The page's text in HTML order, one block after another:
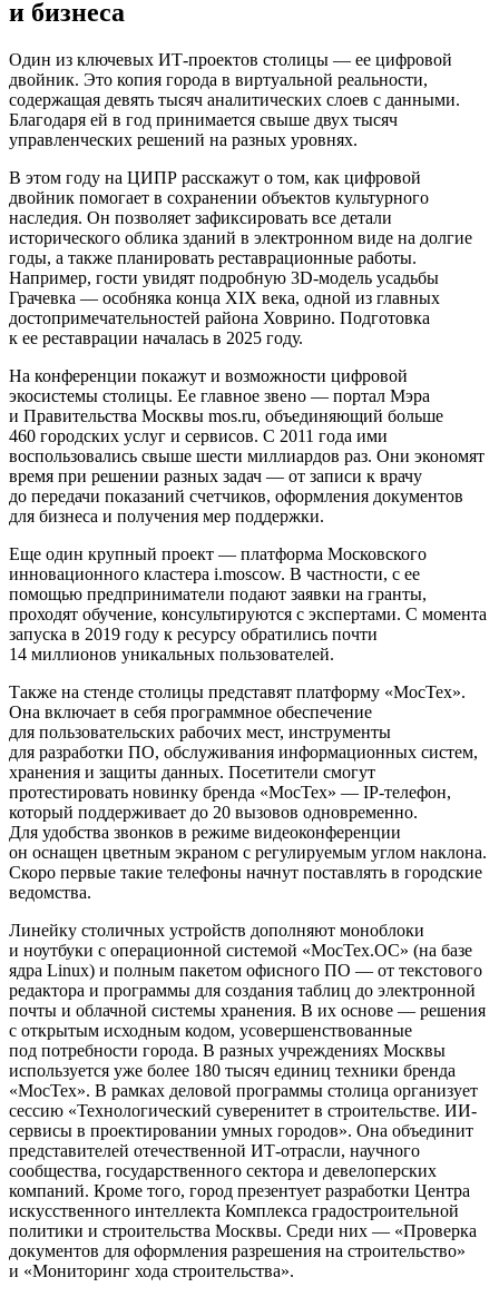
и бизнеса
Один из ключевых ИТ-проектов столицы — ее цифровой
двойник. Это копия города в виртуальной реальности,
содержащая девять тысяч аналитических слоев с данными.
Благодаря ей в год принимается свыше двух тысяч
управленческих решений на разных уровнях.
В этом году на ЦИПР расскажут о том, как цифровой
двойник помогает в сохранении объектов культурного
наследия. Он позволяет зафиксировать все детали
исторического облика зданий в электронном виде на долгие
годы, а также планировать реставрационные работы.
Например, гости увидят подробную 3D-модель усадьбы
Грачевка — особняка конца XIX века, одной из главных
достопримечательностей района Ховрино. Подготовка
к ее реставрации началась в 2025 году.
На конференции покажут и возможности цифровой
экосистемы столицы. Ее главное звено — портал Мэра
и Правительства Москвы mos.ru, объединяющий больше
460 городских услуг и сервисов. С 2011 года ими
воспользовались свыше шести миллиардов раз. Они экономят
время при решении разных задач — от записи к врачу
до передачи показаний счетчиков, оформления документов
для бизнеса и получения мер поддержки.
Еще один крупный проект — платформа Московского
инновационного кластера i.moscow. В частности, с ее
помощью предприниматели подают заявки на гранты,
проходят обучение, консультируются с экспертами. С момента
запуска в 2019 году к ресурсу обратились почти
14 миллионов уникальных пользователей.
Также на стенде столицы представят платформу «МосТех».
Она включает в себя программное обеспечение
для пользовательских рабочих мест, инструменты
для разработки ПО, обслуживания информационных систем,
хранения и защиты данных. Посетители смогут
протестировать новинку бренда «МосТех» — IP-телефон,
который поддерживает до 20 вызовов одновременно.
Для удобства звонков в режиме видеоконференции
он оснащен цветным экраном с регулируемым углом наклона.
Скоро первые такие телефоны начнут поставлять в городские
ведомства.
Линейку столичных устройств дополняют моноблоки
и ноутбуки с операционной системой «МосТех.ОС» (на базе
ядра Linux) и полным пакетом офисного ПО — от текстового
редактора и программы для создания таблиц до электронной
почты и облачной системы хранения. В их основе — решения
с открытым исходным кодом, усовершенствованные
под потребности города. В разных учреждениях Москвы
используется уже более 180 тысяч единиц техники бренда
«МосТех». В рамках деловой программы столица организует
сессию «Технологический суверенитет в строительстве. ИИ-
сервисы в проектировании умных городов». Она объединит
представителей отечественной ИТ-отрасли, научного
сообщества, государственного сектора и девелоперских
компаний. Кроме того, город презентует разработки Центра
искусственного интеллекта Комплекса градостроительной
политики и строительства Москвы. Среди них — «Проверка
документов для оформления разрешения на строительство»
и «Мониторинг хода строительства».